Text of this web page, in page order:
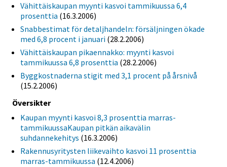
Vähittäiskaupan myynti kasvoi tammikuussa 6,4
prosenttia (16.3.2006)
Snabbestimat för detaljhandeln: försäljningen ökade
med 6,8 procent i januari (28.2.2006)
Vähittäiskaupan pikaennakko: myynti kasvoi
tammikuussa 6,8 prosenttia (28.2.2006)
Byggkostnaderna stigit med 3,1 procent på årsnivå
(15.2.2006)
Översikter
Kaupan myynti kasvoi 8,3 prosenttia marras-
tammikuussaKaupan pitkän aikavälin
suhdannekehitys (16.3.2006)
Rakennusyritysten liikevaihto kasvoi 11 prosenttia
marras-tammikuussa (12.4.2006)